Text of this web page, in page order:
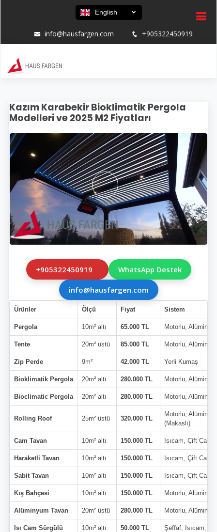
English
info@hausfargen.com +905322450919
Kazım Karabekir Bioklimatik Pergola
Modelleri ve 2025 M2 Fiyatları
+905322450919 WhatsApp Destek
info@hausfargen.com
Ürünler Ölçü Fiyat Sistem
Pergola 10m² altı 65.000 TL Motorlu,
Tente 20m² üstü 85.000 TL Motorlu,
Zip Perde 9m² 42.000 TL Yerli Kumaş
Bioklimatik Pergola 20m² altı 280.000 TL Motorlu,
Bioclimatic Pergola 20m² altı 280.000 TL Motorlu,
Rolling Roof 25m² üstü 320.000 TL
Motorlu,
(Makaslı)
Cam Tavan 10m² altı 150.000 TL Isıcam, Çift Cam
Haraketli Tavan 10m² altı 150.000 TL Isıcam, Çift Cam
Sabit Tavan 10m² altı 150.000 TL Isıcam, Çift Cam
Kış Bahçesi 10m² altı 150.000 TL Motorlu,
Alüminyum Tavan 20m² üstü 280.000 TL Motorlu,
Isı Cam Sürgülü 10m² altı 50.000 TL Şeffaf, Isıcam,